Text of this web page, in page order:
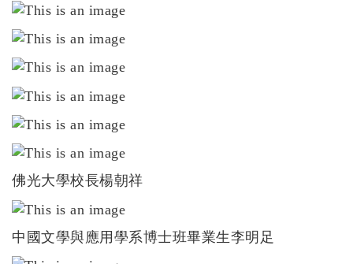
佛光大學校長楊朝祥
中國文學與應用學系博士班畢業生李明足